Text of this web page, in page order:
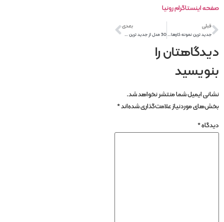
صفحه اینستاگرام رونیا
قبلی
جدید ترین نمونه کارهای دیوارپوش فومی 1401
بعدی
30 مدل از جدید ترین مدل پردهای زبرا سه بعدی آشپزخانه
دیدگاهتان را
بنویسید
نشانی ایمیل شما منتشر نخواهد شد.
بخش‌های موردنیاز علامت‌گذاری شده‌اند*
دیدگاه*